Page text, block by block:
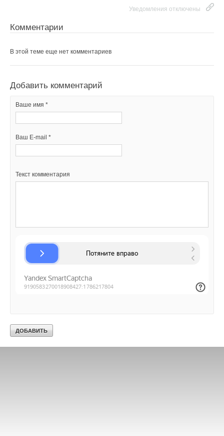
Уведомления отключены
Комментарии
В этой теме еще нет комментариев
Добавить комментарий
Ваше имя *
Ваш E-mail *
Текст комментария